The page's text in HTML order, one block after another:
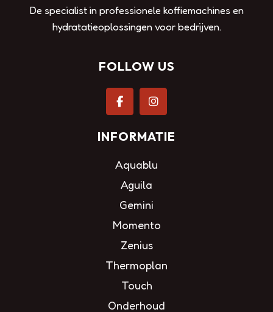
De specialist in professionele koffiemachines en
hydratatieoplossingen voor bedrijven.
FOLLOW US
INFORMATIE
Aquablu
Aguila
Gemini
Momento
Zenius
Thermoplan
Touch
Onderhoud